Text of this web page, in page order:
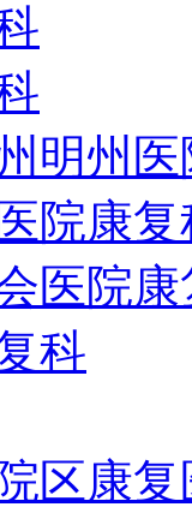
明州
院康复
医院康
科
区康